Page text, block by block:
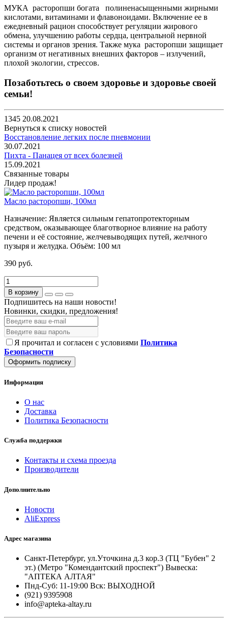
МУКА расторопши богата полиненасыщенными жирными
кислотами, витаминами и флавоноидами. Включение ее в
ежедневный рацион способствует регуляции жирового
обмена, улучшению работы сердца, центральной нервной
системы и органов зрения. Также мука расторопши защищает
организм от негативных внешних факторов – излучений,
плохой экологии, стрессов.
Позаботьтесь о своем здоровье и здоровье своей
семьи!
1345 20.08.2021
Вернуться к списку новостей
Восстановление легких после пневмонии
30.07.2021
Пихта - Панацея от всех болезней
15.09.2021
Связанные товары
Лидер продаж!
Масло расторопши, 100мл
Назначение: Является сильным гепатопротекторным
средством, оказывающее благотворное влияние на работу
печени и её состояние, желчевыводящих путей, желчного
пузыря и желудка. Объём: 100 мл
390 руб.
В корзину
Подпишитесь на наши новости!
Новинки, скидки, предложения!
Я прочитал и согласен с условиями Политика
Безопасности
Оформить подписку
Информация
О нас
Доставка
Политика Безопасности
Служба поддержки
Контакты и схема проезда
Производители
Дополнительно
Новости
AliExpress
Адрес магазина
Санкт-Петербург, ул.Уточкина д.3 кор.3 (ТЦ "Бубен" 2
эт.) (Метро "Комендантский проспект") Вывеска:
"АПТЕКА АЛТАЯ"
Пнд-Суб: 11-19:00 Вск: ВЫХОДНОЙ
(921) 9395908
info@apteka-altay.ru